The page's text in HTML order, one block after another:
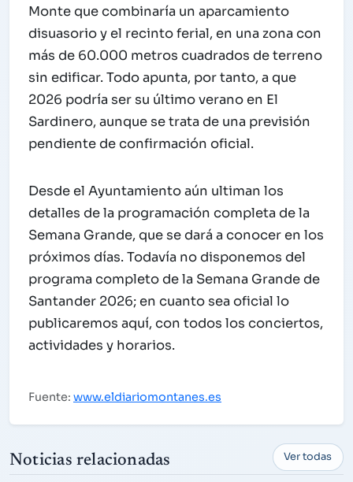
Monte que combinaría un aparcamiento
disuasorio y el recinto ferial, en una zona con
más de 60.000 metros cuadrados de terreno
sin edificar. Todo apunta, por tanto, a que
2026 podría ser su último verano en El
Sardinero, aunque se trata de una previsión
pendiente de confirmación oficial.
Desde el Ayuntamiento aún ultiman los
detalles de la programación completa de la
Semana Grande, que se dará a conocer en los
próximos días. Todavía no disponemos del
programa completo de la Semana Grande de
Santander 2026; en cuanto sea oficial lo
publicaremos aquí, con todos los conciertos,
actividades y horarios.
Fuente: www.eldiariomontanes.es
Noticias relacionadas Ver todas